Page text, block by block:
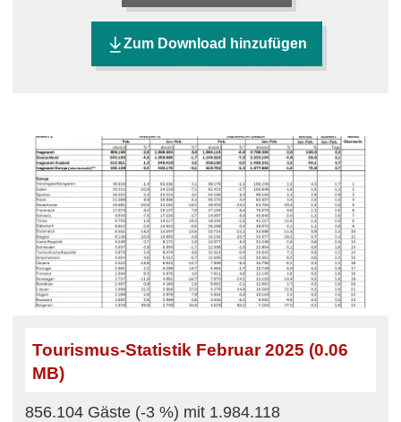
Zum Download hinzufügen
Tourismus-Statistik Februar 2025 (0.06
MB)
856.104 Gäste (-3 %) mit 1.984.118